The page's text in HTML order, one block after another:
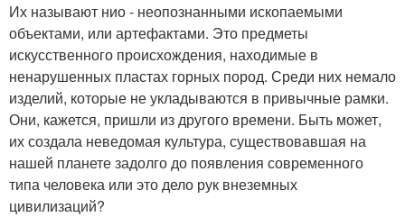
Их называют нио - неопознанными ископаемыми
объектами, или артефактами. Это предметы
искусственного происхождения, находимые в
ненарушенных пластах горных пород. Среди них немало
изделий, которые не укладываются в привычные рамки.
Они, кажется, пришли из другого времени. Быть может,
их создала неведомая культура, существовавшая на
нашей планете задолго до появления современного
типа человека или это дело рук внеземных
цивилизаций?